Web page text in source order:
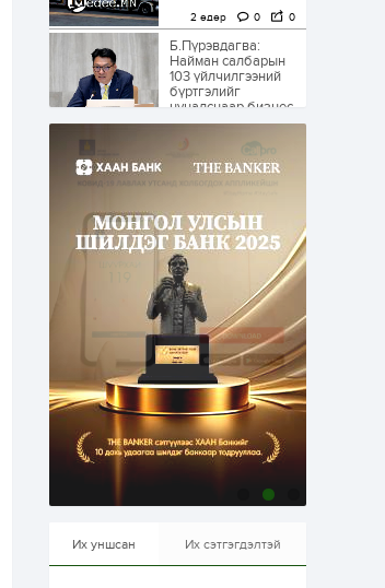
2 өдөр 0 0
Б.Пүрэвдагва:
Найман салбарын
103 үйлчилгээний
бүртгэлийг
цуцалснаар бизнес
эрхлэхэд таатай...
Долдугаар сард
709.503 зөрчил
2 өдөр 0 0
Цалинтай ээжийн 50
мянган төгрөгийн
тэтгэмжийг 500
мянгад хүргэх
өргөдөлд санал авч
эхэлжээ
2 өдөр 2 0
Б.Түмэн-Өлзий: Олон
улсад хуримтлуулсан
мэдлэг, туршлагаа эх
орныхоо хөгжилд
зориулна
Алтны үнэ дөрвөн
өсөж байна
Их уншсан Их сэтгэгдэлтэй